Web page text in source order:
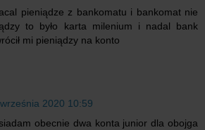
pieniądze z bankomatu i bankomat nie
to było karta milenium i nadal bank
mi pieniądzy na konto
2020 10:59
obecnie dwa konta junior dla obojga